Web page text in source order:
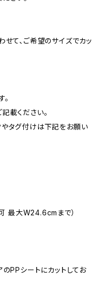
て、ご希望のサイズでカッ
載ください。
タグ付けは下記をお願い
最大W24.6cmまで）
PPシートにカットしてお